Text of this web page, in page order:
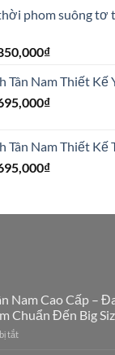
là:
phom suông tơ
₫Giá
tại
là:
Tân Nam Thiết Kế
₫Giá
là:
695,000₫.
Tân Nam Thiết
₫Giá
là:
Nam Cao Cấp –
Chuẩn Đến Big
tắtở